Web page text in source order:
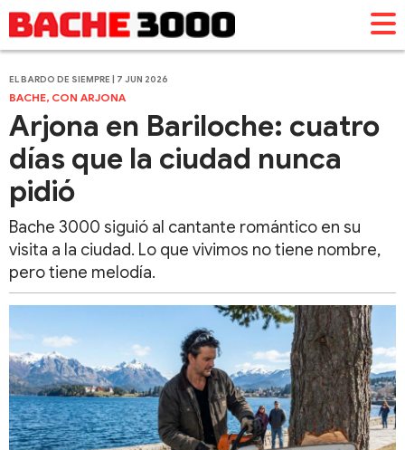
EL BARDO DE SIEMPRE | 7 JUN 2026
BACHE, CON ARJONA
Arjona en Bariloche: cuatro
días que la ciudad nunca
pidió
Bache 3000 siguió al cantante romántico en su
visita a la ciudad. Lo que vivimos no tiene nombre,
pero tiene melodía.